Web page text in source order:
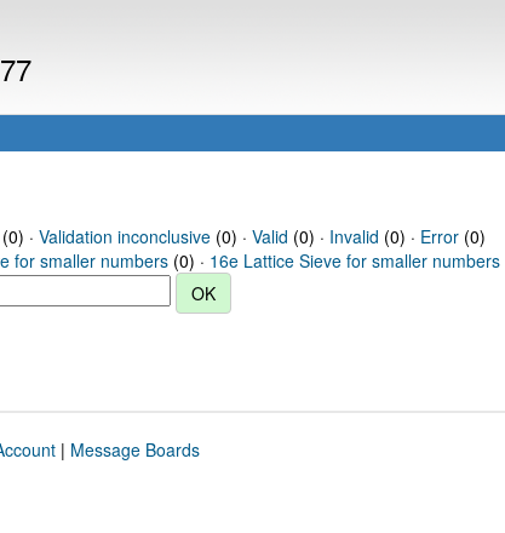
(0) · Validation inconclusive(0) · Valid (0) · Invalid (0) · Error(0)
for smaller numbers (0) · 16e Lattice Sieve for smaller numbers
| Message Boards